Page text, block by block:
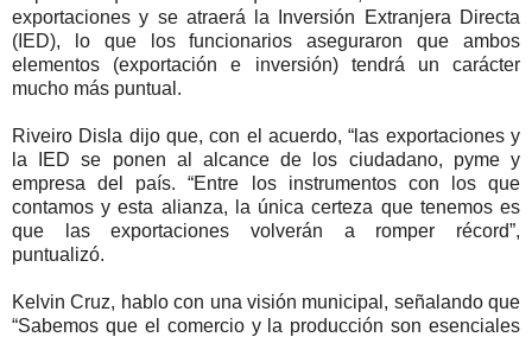
exportaciones y se atraerá la Inversión Extranjera Directa
(IED), lo que los funcionarios aseguraron que ambos
elementos (exportación e inversión) tendrá un carácter
mucho más puntual.
Riveiro Disla dijo que, con el acuerdo, “las exportaciones y
la IED se ponen al alcance de los ciudadano, pyme y
empresa del país. “Entre los instrumentos con los que
contamos y esta alianza, la única certeza que tenemos es
que las exportaciones volverán a romper récord”,
puntualizó.
Kelvin Cruz, hablo con una visión municipal, señalando que
“Sabemos que el comercio y la producción son esenciales